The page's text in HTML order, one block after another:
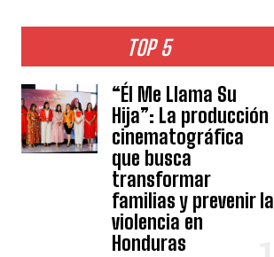
TOP 5
“Él Me Llama Su
Hija”: La producción
cinematográfica
que busca
transformar
familias y prevenir la
violencia en
Honduras